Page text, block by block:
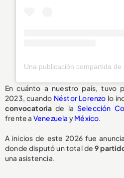
En cuánto a nuestro país, tuvo
2023, cuando Néstor Lorenzo lo
convocatoria de la Selección
frente a Venezuela yMéxico.
A inicios de este 2026 fue
donde disputó un total de 9
una asistencia.